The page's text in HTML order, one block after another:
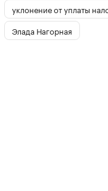
уклонение от уплаты
Элада Нагорная